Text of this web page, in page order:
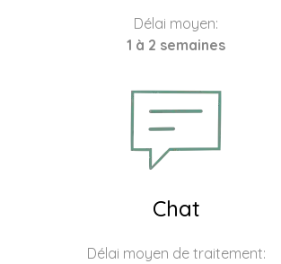
Délai moyen:
1 à 2 semaines
Chat
Délai moyen de traitement: